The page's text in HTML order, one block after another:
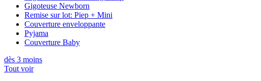
Gigoteuse Newborn
Remise sur lot: Piep + Mini
Couverture enveloppante
Pyjama
Couverture Baby
dès 3 moins
Tout voir